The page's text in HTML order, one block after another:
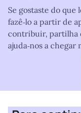
Se gostaste do que
fazê‑lo a partir de
contribuir, partilha
ajuda‑nos a chegar